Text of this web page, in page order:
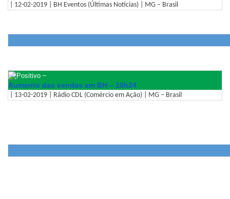
| 12-02-2019 | BH Eventos (Últimas Notícias) | MG – Brasil
–
Aumento das vendas em BH – 10h24
| 13-02-2019 | Rádio CDL (Comércio em Ação) | MG – Brasil